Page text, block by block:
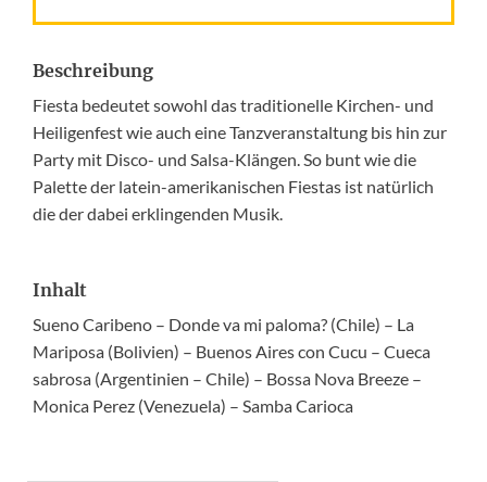
Beschreibung
Fiesta bedeutet sowohl das traditionelle Kirchen- und
Heiligenfest wie auch eine Tanzveranstaltung bis hin zur
Party mit Disco- und Salsa-Klängen. So bunt wie die
Palette der latein-amerikanischen Fiestas ist natürlich
die der dabei erklingenden Musik.
Inhalt
Sueno Caribeno – Donde va mi paloma? (Chile) – La
Mariposa (Bolivien) – Buenos Aires con Cucu – Cueca
sabrosa (Argentinien – Chile) – Bossa Nova Breeze –
Monica Perez (Venezuela) – Samba Carioca